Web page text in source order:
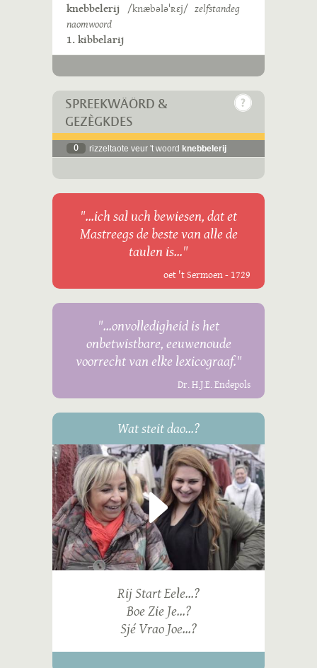
knebbelerij /knæbələˈʀɛj/ zelfstandeg
naomwoord
1. kibbelarij
SPREEKWÄÖRD &
GEZÈGKDES
0 rizzeltaote veur 't woord knebbelerij
"...ich sal uch bewiesen, dat et
Mastreegs de beste van alle de
taulen is..."
oet 't Sermoen - 1729
"...onvolledigheid is het
onbetwistbare, eeuwenoude
voorrecht van elke lexicograaf."
Dr. H.J.E. Endepols
Wat steit dao...?
Rij Start Eele...?
Boe Zie Je...?
Sjé Vrao Joe...?